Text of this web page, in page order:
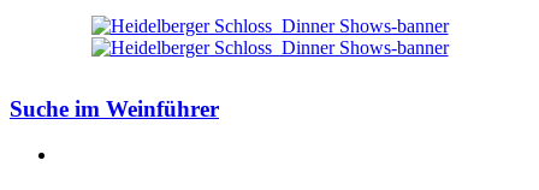
Suche im Weinführer